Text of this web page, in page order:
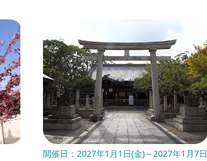
開催日：2027年1月1日(金)～2027年1月7日